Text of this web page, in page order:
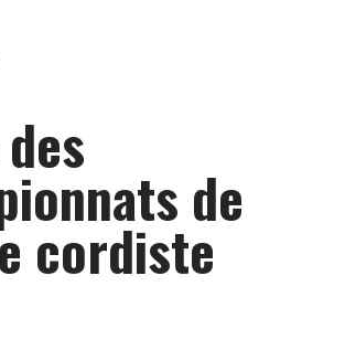
de
cordiste